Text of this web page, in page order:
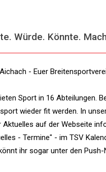
Würde. Könnte.
- Euer
Sport in 16 Abteilungen.
wieder fit werden. In
Aktuelles auf der Webseite
- Termine" - im TSV
ihr sogar unter den